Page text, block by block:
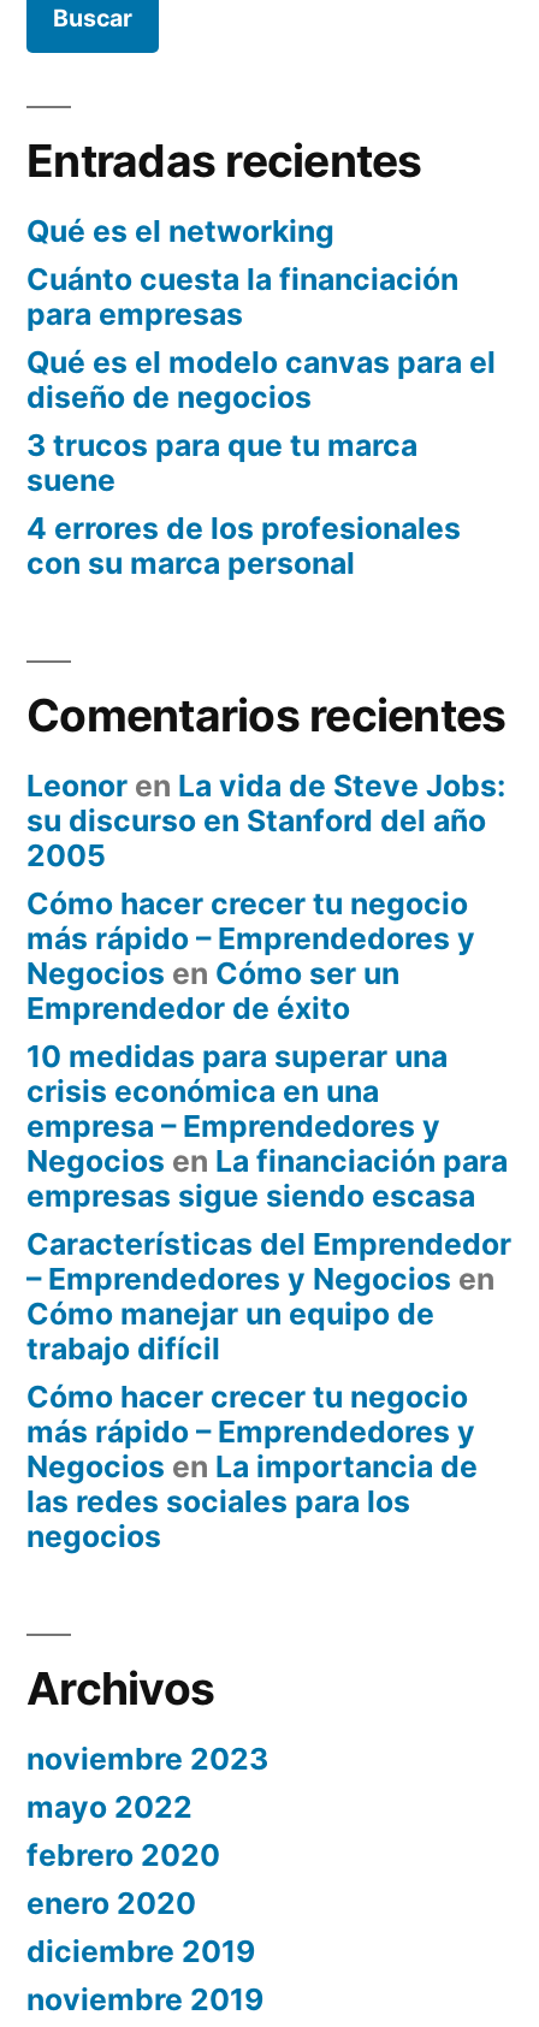
Entradas recientes
Qué es el networking
Cuánto cuesta la financiación
para empresas
Qué es el modelo canvas para el
diseño de negocios
3 trucos para que tu marca
suene
4 errores de los profesionales
con su marca personal
Comentarios recientes
Leonor en La vida de Steve Jobs:
su discurso en Stanford del año
2005
Cómo hacer crecer tu negocio
más rápido – Emprendedores y
Negocios en Cómo ser un
Emprendedor de éxito
10 medidas para superar una
crisis económica en una
empresa – Emprendedores y
Negocios en La financiación para
empresas sigue siendo escasa
Características del Emprendedor
– Emprendedores y Negocios en
Cómo manejar un equipo de
trabajo difícil
Cómo hacer crecer tu negocio
más rápido – Emprendedores y
Negocios en La importancia de
las redes sociales para los
negocios
Archivos
noviembre 2023
mayo 2022
febrero 2020
enero 2020
diciembre 2019
noviembre 2019